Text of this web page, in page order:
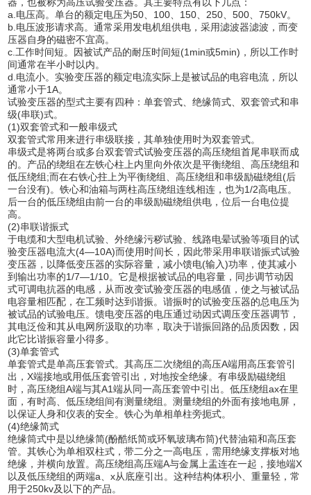
a.电压高。单台的额定电压为50、100、150、250、500、750kV。
b.电压波形请求高。通常采用发电机组供电，采用滤波器滤波，而变
压器自身的磁密不宜高。
c.工作时间短。因被试产品的耐压时间短(1min或5min)，所以工作时
间通常在半小时以内。
d.电流小。实验变压器的额定电流实际上是被试品的电容电流，所以
通常小于1A。
试验变压器的型式主要有四种：单套管式、绝缘筒式、双套管式和串
级(串联)式。
(1)双套管式和一般串级式
双套管式常用来进行串级联接，其单独使用时为双套管式。
串级式是将两台或多台双套管式试验变压器的高压绕组首尾串联而成
的。产品的绕组在左铁心柱上内里向外依次是平衡绕组、高压绕组和
低压绕组;而在右铁心拄上为平衡绕组、高压绕组和串级励磁绕组(后
一台没有)。铁心和油箱与两柱高压绕组连线相连，也为1/2高电压。
后一台的低压绕组由前一台的串级励磁绕组供电，位后一台电位提
高。
(2)串联谐振式
于电缆和大型电机试验、外绝缘污秽试验、线路电晕试验等项目的试
验变压器电流大(4—10A)而使用时间长，因此带采用串联谐振式试验
变压器，以降低变压器的实际容量，减小馈电(输入)功率，使其减小
到输出功率的1/7—1/10。它是根据被试品的电容量，同步调节动因
式可调电抗器的电感，从而改变试验变压器的电感值，使之与被试品
电容量相匹配，在工频时达到谐振。谐振时的试验变压器的总电压为
被试品的试验电压。馈电变压器的电压通过动因式调压变压器调节，
其电泛俭和其从电网所汲取的功率，取决于谐振回路的品质因数，因
此它比谐振容量小得多。
(3)单套管式
单套管式是单高压套管式。其高压二次绕组的高压A端用高压套管引
出，X端接地或用低压套管引出，对地按全绝缘。有串级励磁绕组
时，高压绕组A端与其A1端从同一高压套管中引出。低压绕组ax在里
面，有时高、低压绕组间有测量绕组。测量绕组的外面有接地电屏，
以保证人身和仪表的安全。铁心为单相单柱旁扼式。
(4)绝缘简式
绝缘筒式中是以绝缘简(酚酷纸简或环氧玻璃布筒)代替油箱和高压套
管。其铁心为单相双柱式，带二分之一高电压，需用绝缘支撑板对地
绝缘，并横向放置。高压绕组高压端A与金属上盂连在一起，接地端X
以及低压绕组的两端a、x从底座引出。这种结构体积小、重量轻，常
用于250kv及以下的产品。